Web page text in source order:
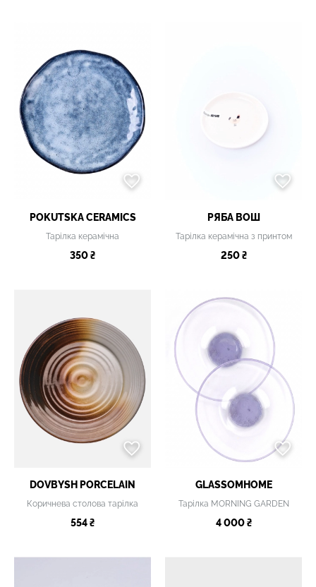
POKUTSKA CERAMICS
Тарілка керамічна
350 ₴
РЯБА ВОШ
Тарілка керамічна з принтом
250 ₴
DOVBYSH PORCELAIN
Коричнева столова тарілка
554 ₴
GLASSOMHOME
Тарілка MORNING GARDEN
4 000 ₴